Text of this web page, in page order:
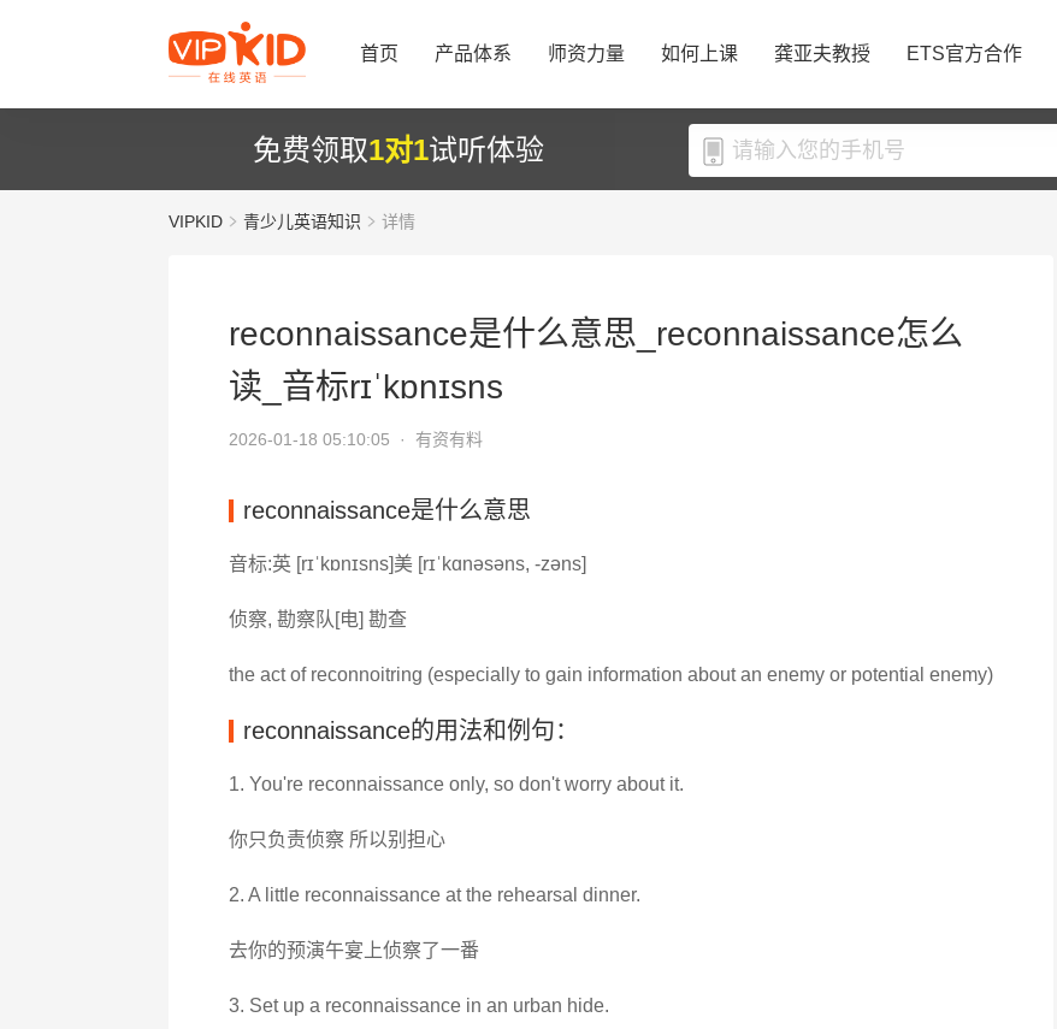
首页 产品体系 师资力量 如何上课 龚亚夫教授 ETS官方合作
免费领取1对1试听体验
VIPKID 青少儿英语知识 详情
reconnaissance是什么意思_reconnaissance怎么
读_音标rɪˈkɒnɪsns
2026-01-18 05:10:05 · 有资有料
reconnaissance是什么意思
音标:英 [rɪˈkɒnɪsns]美 [rɪˈkɑnəsəns, -zəns]
侦察, 勘察队[电] 勘查
the act of reconnoitring (especially to gain information about an enemy or potential enemy)
reconnaissance的用法和例句：
1. You're reconnaissance only, so don't worry about it.
你只负责侦察 所以别担心
2. A little reconnaissance at the rehearsal dinner.
去你的预演午宴上侦察了一番
3. Set up a reconnaissance in an urban hide.